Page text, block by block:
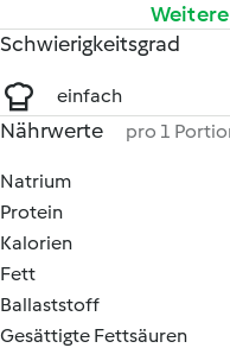
Schwierigkeitsgrad
einfach
Nährwerte pro 1
Natrium
Protein
Kalorien
Fett
Ballaststoff
Gesättigte Fettsäuren